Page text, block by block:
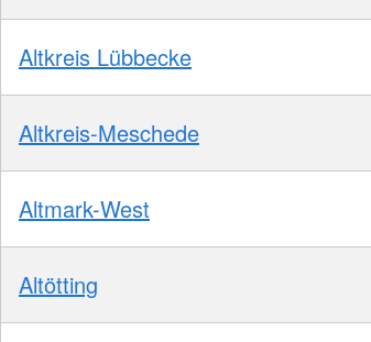
Altkreis Lübbecke
Altkreis-Meschede
Altmark-West
Altötting